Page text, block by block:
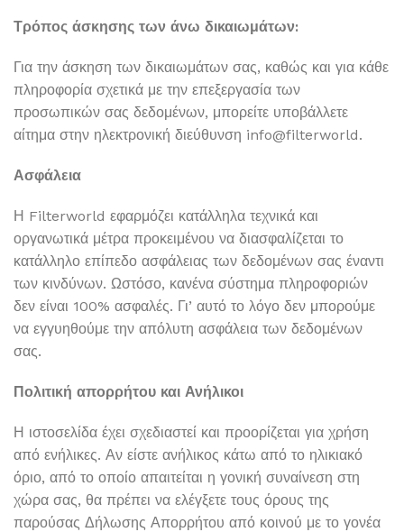
Τρόπος άσκησης των άνω δικαιωμάτων:
Για την άσκηση των δικαιωμάτων σας, καθώς και για κάθε
πληροφορία σχετικά με την επεξεργασία των
προσωπικών σας δεδομένων, μπορείτε υποβάλλετε
αίτημα στην ηλεκτρονική διεύθυνση info@filterworld.
Ασφάλεια
Η Filterworld εφαρμόζει κατάλληλα τεχνικά και
οργανωτικά μέτρα προκειμένου να διασφαλίζεται το
κατάλληλο επίπεδο ασφάλειας των δεδομένων σας έναντι
των κινδύνων. Ωστόσο, κανένα σύστημα πληροφοριών
δεν είναι 100% ασφαλές. Γι’ αυτό το λόγο δεν μπορούμε
να εγγυηθούμε την απόλυτη ασφάλεια των δεδομένων
σας.
Πολιτική απορρήτου και Ανήλικοι
Η ιστοσελίδα έχει σχεδιαστεί και προορίζεται για χρήση
από ενήλικες. Αν είστε ανήλικος κάτω από το ηλικιακό
όριο, από το οποίο απαιτείται η γονική συναίνεση στη
χώρα σας, θα πρέπει να ελέγξετε τους όρους της
παρούσας Δήλωσης Απορρήτου από κοινού με το γονέα